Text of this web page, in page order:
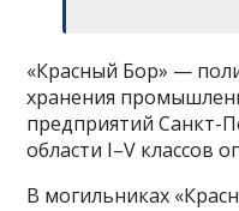
«Красный Бор» —
хранения
предприятий Санкт-
области I–V классов
В могильниках